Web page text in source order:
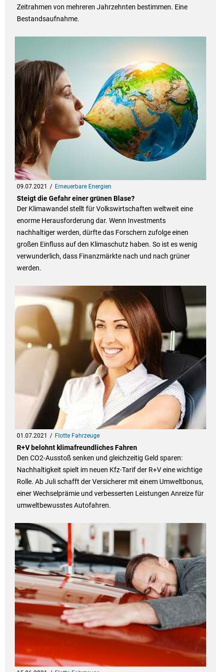
Zeitrahmen von mehreren Jahrzehnten bestimmen. Eine
Bestandsaufnahme.
09.07.2021 Erneuerbare Energien
Steigt die Gefahr einer grünen Blase?
Der Klimawandel stellt für Volkswirtschaften weltweit eine
enorme Herausforderung dar. Wenn Investments
nachhaltiger werden, dürfte das Forschern zufolge einen
großen Einfluss auf den Klimaschutz haben. So ist es wenig
verwunderlich, dass Finanzmärkte nach und nach grüner
werden.
01.07.2021 Flotte Fahrzeuge
R+V belohnt klimafreundliches Fahren
Den CO2-Ausstoß senken und gleichzeitig Geld sparen:
Nachhaltigkeit spielt im neuen Kfz-Tarif der R+V eine wichtige
Rolle. Ab Juli schafft der Versicherer mit einem Umweltbonus,
einer Wechselprämie und verbesserten Leistungen Anreize für
umweltbewusstes Autofahren.